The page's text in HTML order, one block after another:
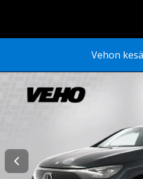
Vehon